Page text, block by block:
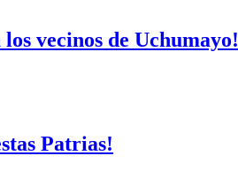
vecinos de Uchumayo!
Patrias!